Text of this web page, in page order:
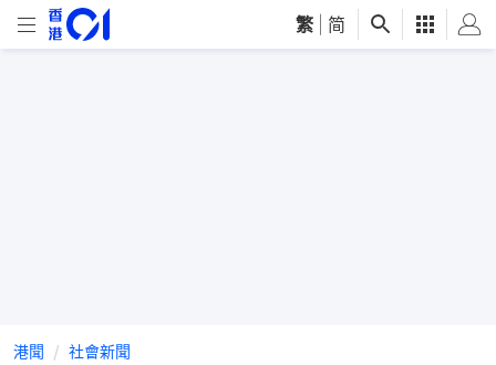
繁 简
港聞 社會新聞